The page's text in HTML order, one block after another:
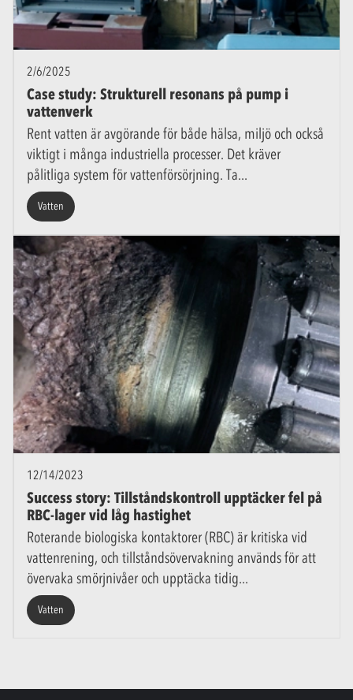
2/6/2025
Case study: Strukturell resonans på pump i
vattenverk
Rent vatten är avgörande för både hälsa, miljö och också
viktigt i många industriella processer. Det kräver
pålitliga system för vattenförsörjning. Ta
Vatten
12/14/2023
Success story: Tillståndskontroll upptäcker fel på
RBC-lager vid låg hastighet
Roterande biologiska kontaktorer (RBC) är kritiska vid
vattenrening, och tillståndsövervakning används för att
övervaka smörjnivåer och upptäcka tidig
Vatten